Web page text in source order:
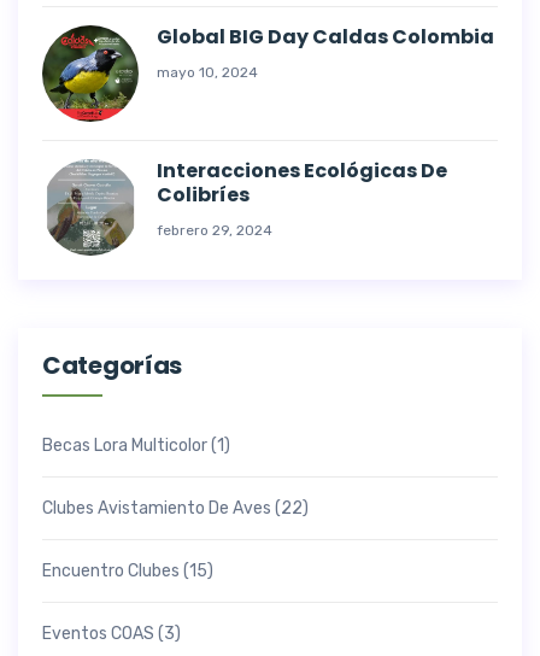
Global BIG Day Caldas Colombia
mayo 10, 2024
Interacciones Ecológicas De
Colibríes
febrero 29, 2024
Categorías
Becas Lora Multicolor(1)
Clubes Avistamiento De Aves (22)
Encuentro Clubes (15)
Eventos COAS (3)